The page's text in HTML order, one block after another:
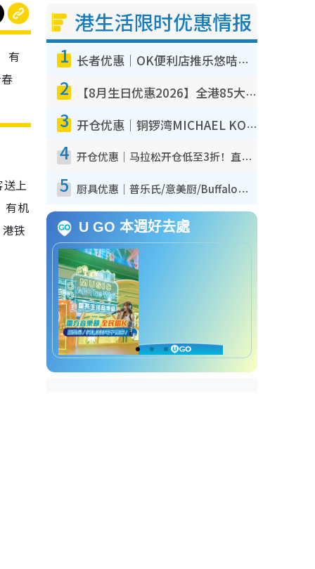
有
上
有机
铁
港生活限时优惠情报
1 长者优惠｜OK便利店推乐悠咭优惠！买面包/牛奶/保健品拍卡即减
2 【8月生日优惠2026】全港85大食买玩著数攻略 自助餐/火锅放题同行免费＋诚品/DONKI送现金券
3 开仓优惠｜铜锣湾MICHAEL KORS开仓低至17折！直击$500起买手袋/钱包/鞋款 必买经典Jet Set系列
4 开仓优惠｜马拉松开仓低至3折！直击$99起买adidas／New Balance／Puma鞋款 STANLEY保温杯劈价至$119起
5 厨具优惠｜普乐氏/意美厨/Buffalo厨具低至3折！$89起买煎锅/炒锅/个人锅 同场小家电激减至$99起
U GO 本週好去處